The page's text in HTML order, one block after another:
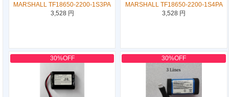
MARSHALL TF18650-2200-1S3PA
3,528 円
MARSHALL TF18650-2200-1S4PA
3,528 円
30%OFF 30%OFF